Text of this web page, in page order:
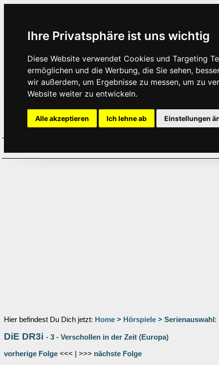
Ihre Privatsphäre ist uns wichtig
Diese Website verwendet Cookies und Targeting
ermöglichen und die Werbung, die Sie sehen,
wir außerdem, um Ergebnisse zu messen, um zu
Website weiter zu entwickeln.
Alle akzeptieren Ich lehne ab Einstellungen
Hier befindest Du Dich jetzt: Home > Hörspiele > Serienauswahl :
DiE DR3i - 3 - Verschollen in der Zeit (Europa)
vorherige Folge <<< | >>> nächste Folge